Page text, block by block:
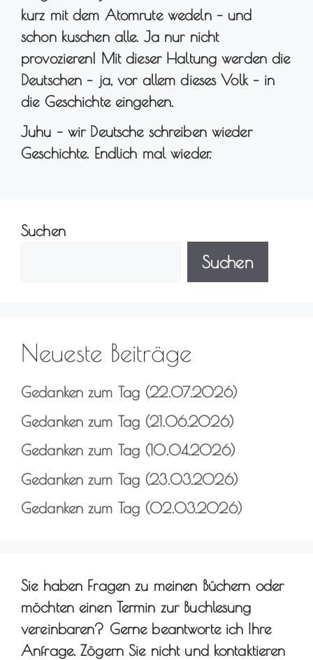
kurz mit dem Atomrute wedeln – und
schon kuschen alle. Ja nur nicht
provozieren! Mit dieser Haltung werden die
Deutschen – ja, vor allem dieses Volk – in
die Geschichte eingehen.
Juhu – wir Deutsche schreiben wieder
Geschichte. Endlich mal wieder.
Suchen
Suchen
Neueste Beiträge
Gedanken zum Tag (22.07.2026)
Gedanken zum Tag (21.06.2026)
Gedanken zum Tag (10.04.2026)
Gedanken zum Tag (23.03.2026)
Gedanken zum Tag (02.03.2026)
Sie haben Fragen zu meinen Büchern oder
möchten einen Termin zur Buchlesung
vereinbaren? Gerne beantworte ich Ihre
Anfrage. Zögern Sie nicht und kontaktieren